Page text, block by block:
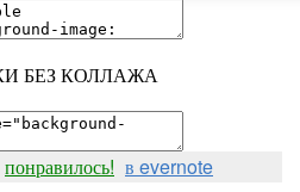
БЕЗ КОЛЛАЖА
понравилось! в evernote